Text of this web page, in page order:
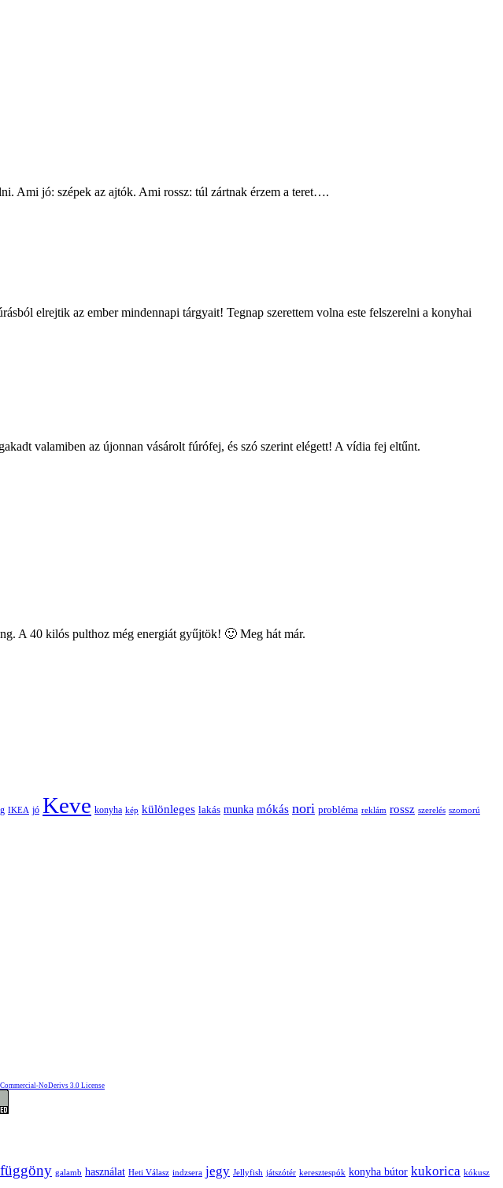
Ami jó: szépek az ajtók. Ami rossz: túl zártnak érzem a teret….
elrejtik az ember mindennapi tárgyait! Tegnap szerettem volna este felszerelni a konyhai
valamiben az újonnan vásárolt fúrófej, és szó szerint elégett! A vídia fej eltűnt.
A 40 kilós pulthoz még energiát gyűjtök! 🙂 Meg hát már.
IKEA jó Keve konyha kép különleges lakás munka mókás nori probléma reklám rossz szerelés szomorú
NoDerivs 3.0 License
függöny galamb használat Heti Válasz indzsera jegy Jellyfish játszótér keresztespók konyha bútor kukorica kókusz